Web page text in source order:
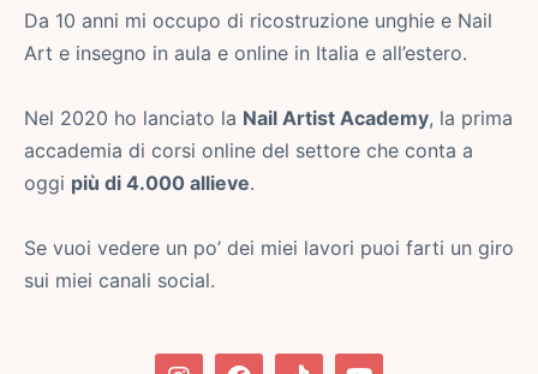
Da 10 anni mi occupo di ricostruzione unghie e Nail
Art e insegno in aula e online in Italia e all’estero.
Nel 2020 ho lanciato la Nail Artist Academy, la prima
accademia di corsi online del settore che conta a
oggi più di 4.000 allieve.
Se vuoi vedere un po’ dei miei lavori puoi farti un giro
sui miei canali social.